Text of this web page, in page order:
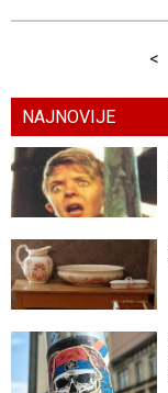
<
NAJNOVIJE